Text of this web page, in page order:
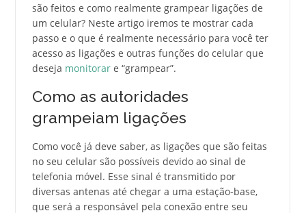
são feitos e como realmente grampear ligações de
um celular? Neste artigo iremos te mostrar cada
passo e o que é realmente necessário para você ter
acesso as ligações e outras funções do celular que
deseja monitorare “grampear”.
Como as autoridades
grampeiam ligações
Como você já deve saber, as ligações que são feitas
no seu celular são possíveis devido ao sinal de
telefonia móvel. Esse sinal é transmitido por
diversas antenas até chegar a uma estação-base,
que será a responsável pela conexão entre seu